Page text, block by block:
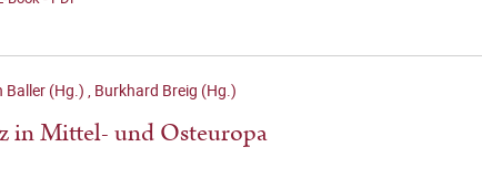
Baller (Hg.) , Burkhard Breig (Hg.)
in Mittel- und Osteuropa